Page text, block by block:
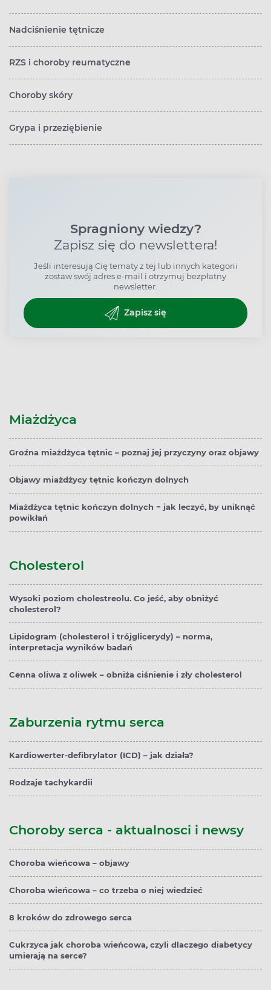
Nadciśnienie tętnicze
RZS i choroby reumatyczne
Choroby skóry
Grypa i przeziębienie
Spragniony wiedzy?
Zapisz się do newslettera!
Jeśli interesują Cię tematy z tej lub innych kategorii
zostaw swój adres e-mail i otrzymuj bezpłatny
newsletter.
Zapisz się
Miażdżyca
Groźna miażdżyca tętnic – poznaj jej przyczyny oraz objawy
Objawy miażdżycy tętnic kończyn dolnych
Miażdżyca tętnic kończyn dolnych − jak leczyć, by uniknąć
powikłań
Cholesterol
Wysoki poziom cholestreolu. Co jeść, aby obniżyć
cholesterol?
Lipidogram (cholesterol i trójglicerydy) – norma,
interpretacja wyników badań
Cenna oliwa z oliwek – obniża ciśnienie i zły cholesterol
Zaburzenia rytmu serca
Kardiowerter-defibrylator (ICD) – jak działa?
Rodzaje tachykardii
Choroby serca - aktualnosci i newsy
Choroba wieńcowa – objawy
Choroba wieńcowa – co trzeba o niej wiedzieć
8 kroków do zdrowego serca
Cukrzyca jak choroba wieńcowa, czyli dlaczego diabetycy
umierają na serce?